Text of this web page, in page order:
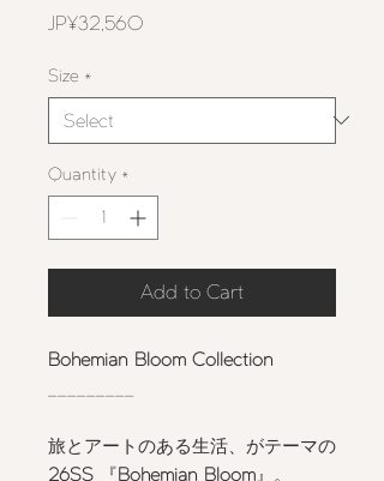
JP¥32,560
Size *
Quantity *
Add to Cart
Bohemian Bloom Collection
旅とアートのある生活、がテーマの
26SS 『Bohemian Bloom 』。